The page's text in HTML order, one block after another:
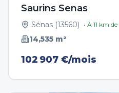
Saurins Senas
Sénas (13560) • À 11 km de
14,535 m²
102 907 €/mois